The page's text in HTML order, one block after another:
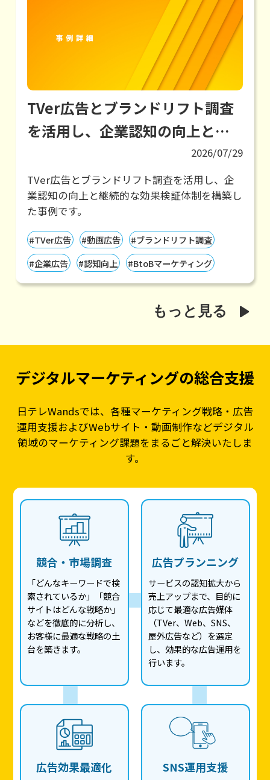
TVer広告とブランドリフト調査
を活用し、企業認知の向上と継
続的な効果検証体制を構築2026/07/29
TVer広告とブランドリフト調査を活用し、企
業認知の向上と継続的な効果検証体制を構築し
た事例です。
#TVer広告 #動画広告
#ブランドリフト調査
#企業広告
#認知向上 #BtoBマーケティング
もっと見る
デジタルマーケティングの総合支援
日テレWandsでは、各種マーケティング戦略・広告
運用支援およびWebサイト・動画制作などデジタル
領域のマーケティング課題をまるごと解決いたしま
す。
競合・市場調査
「どんなキーワードで検
索されているか」「競合
サイトはどんな戦略か」
などを徹底的に分析し、
お客様に最適な戦略の土
台を築きます。
広告プランニング
サービスの認知拡大から
売上アップまで、目的に
応じて最適な広告媒体
（TVer、Web、SNS、
屋外広告など）を選定
し、効果的な広告運用を
行います。
広告効果最適化 SNS運用支援